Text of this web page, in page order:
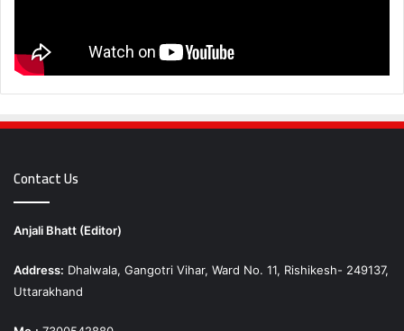
Contact Us
Anjali Bhatt (Editor)
Address: Dhalwala, Gangotri Vihar, Ward No. 11, Rishikesh- 249137,
Uttarakhand